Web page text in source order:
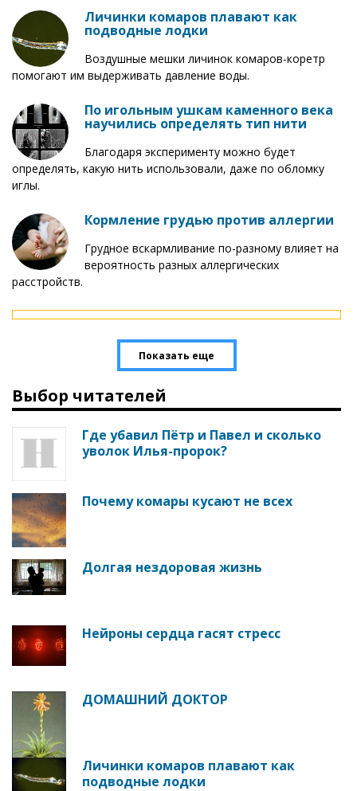
Личинки комаров плавают как
подводные лодки
Воздушные мешки личинок комаров-коретр
помогают им выдерживать давление воды.
По игольным ушкам каменного века
научились определять тип нити
Благодаря эксперименту можно будет
определять, какую нить использовали, даже по обломку
иглы.
Кормление грудью против аллергии
Грудное вскармливание по-разному влияет на
вероятность разных аллергических
расстройств.
Показать еще
Выбор читателей
Где убавил Пётр и Павел и сколько
уволок Илья-пророк?
Почему комары кусают не всех
Долгая нездоровая жизнь
Нейроны сердца гасят стресс
ДОМАШНИЙ ДОКТОР
Личинки комаров плавают как
подводные лодки